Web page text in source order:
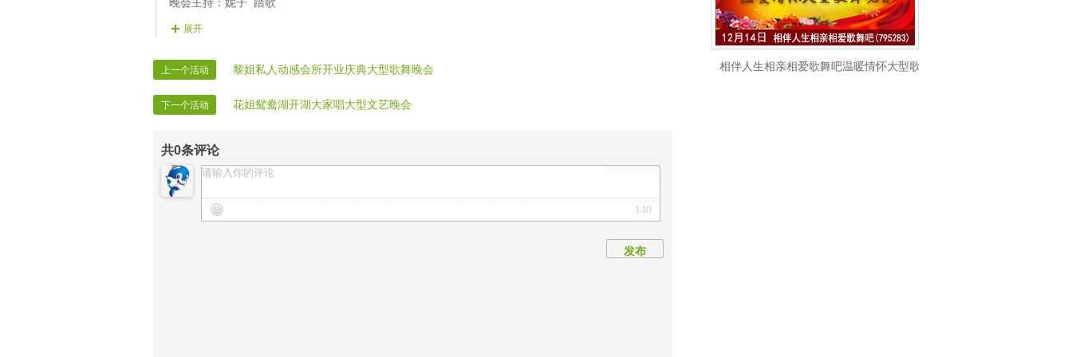
晚会主持：妮子 踏歌
晚会递麦：黛妃
晚会联络：淡薄
晚会片花：无语 小悦 冰心 心雨 卿
广播制作：冰心
晚会秩序：殇雨 淡薄 阿哥
晚会录像：VV录制
晚会报道：VV时报
展开
上一个活动 黎姐私人动感会所开业庆典大型歌舞晚会
下一个活动 花姐鸳鸯湖开湖大家唱大型文艺晚会
共0条评论
140
发布
相伴人生相亲相爱歌舞吧温暖情怀大型歌舞晚会